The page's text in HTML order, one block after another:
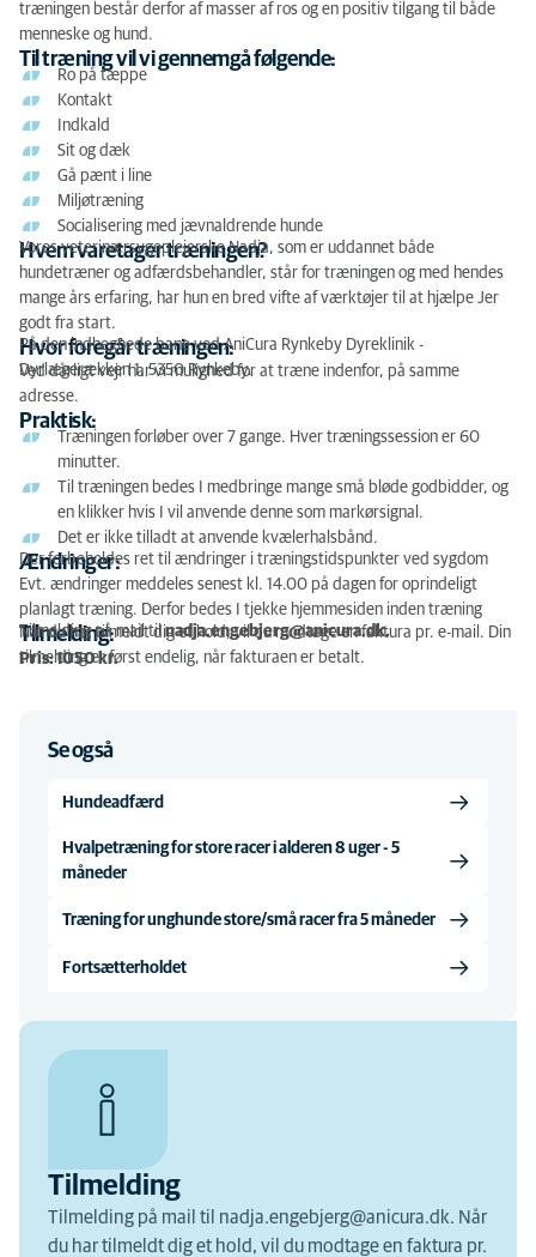
træningen består derfor af masser af ros og en positiv tilgang til både
menneske og hund.
Til træning vil vi gennemgå følgende:
Ro på tæppe
Kontakt
Indkald
Sit og dæk
Gå pænt i line
Miljøtræning
Socialisering med jævnaldrende hunde
Hvem varetager træningen?
Vores veterinærsygeplejerske Nadja, som er uddannet både
hundetræner og adfærdsbehandler, står for træningen og med hendes
mange års erfaring, har hun en bred vifte af værktøjer til at hjælpe Jer
godt fra start.
Hvor foregår træningen:
På den indhegnede bane ved AniCura Rynkeby Dyreklinik -
Dyrlægerækken 1, 5350 Rynkeby.
Ved dårligt vejr har vi mulighed for at træne indenfor, på samme
adresse.
Praktisk:
Træningen forløber over 7 gange. Hver træningssession er 60
minutter.
Til træningen bedes I medbringe mange små bløde godbidder, og
en klikker hvis I vil anvende denne som markørsignal.
Det er ikke tilladt at anvende kvælerhalsbånd.
Ændringer:
Der forbeholdes ret til ændringer i træningstidspunkter ved sygdom
Evt. ændringer meddeles senest kl. 14.00 på dagen for oprindeligt
planlagt træning. Derfor bedes I tjekke hjemmesiden inden træning
Tilmelding:
Tilmelding på mail tilnadja.engebjerg@anicura.dk.
Når du har tilmeldt dig et hold, vil du modtage en faktura pr. e-mail. Din
tilmelding er først endelig, når fakturaen er betalt.
Pris: 1050 kr.
Se også
Hundeadfærd
Hvalpetræning for store racer i alderen 8 uger - 5
måneder
Træning for unghunde store/små racer fra 5 måneder
Fortsætterholdet
Tilmelding
Tilmelding på mail til nadja.engebjerg@anicura.dk. Når
du har tilmeldt dig et hold, vil du modtage en faktura pr.